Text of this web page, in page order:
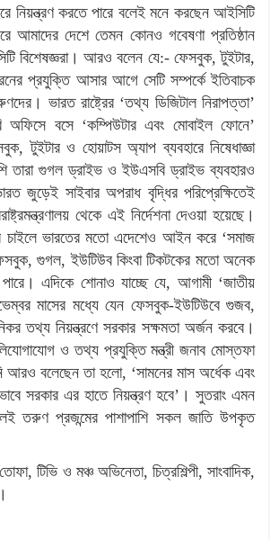
নিয়ন্ত্রণ করতে পারে বলেই মনে করছেন আইসিটি
আমাদের দেশে তেমন কোনও গবেষণা প্রতিষ্ঠান
বিশেষজ্ঞরা। আরও বলেন যে:- ফেসবুক, টুইটার,
প্রযুক্তি আসার আগে সেটি সম্পর্কে ইতিবাচক
ভারত রাষ্ট্রের ‘তথ্য ডিজিটাল নিরাপত্তা’
অফিসে বসে ‘কম্পিউটার এবং মোবাইল ফোনে’
টুইটার ও হোয়াটস অ্যাপ ব্যবহারে নিষেধাজ্ঞা
তারা গুগল ড্রাইভ ও ইউএসবি ড্রাইভ ব্যবহারও
জুড়েই সাইবার অপরাধ বৃদ্ধির পরিপ্রেক্ষিতেই
থেকে এই নির্দেশনা দেওয়া হয়েছে।
চাইলে ভারতের মতো এদেশেও আইন করে ‘সমাজ
ফেসবুক, গুগল, ইউটিউব কিংবা টিকটকের মতো অনেক
এদিকে শোনাও যাচ্ছে যে, আগামী ‘জাতীয়
মাসের মধ্যে যেন ফেসবুক-ইউটিউবে গুজব,
তথ্য নিয়ন্ত্রণে সরকার সক্ষমতা অর্জন করবে।
ও তথ্য প্রযুক্তি মন্ত্রী জনাব মোস্তফা
আরও বলেছেন তা হলো, ‘সামনের মাস অর্ধেক এবং
সরকার এর হাতে নিয়ন্ত্রণ হবে’। সুতরাং এমন
তরুণ প্রজন্মের পাশাপাশি সকল জাতি উপকৃত
টিভি ও মঞ্চ অভিনেতা, চিত্রশিল্পী, সাংবাদিক,